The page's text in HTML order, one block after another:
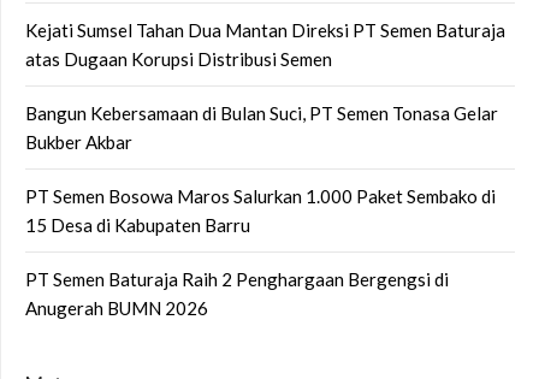
Kejati Sumsel Tahan Dua Mantan Direksi PT Semen Baturaja
atas Dugaan Korupsi Distribusi Semen
Bangun Kebersamaan di Bulan Suci, PT Semen Tonasa Gelar
Bukber Akbar
PT Semen Bosowa Maros Salurkan 1.000 Paket Sembako di
15 Desa di Kabupaten Barru
PT Semen Baturaja Raih 2 Penghargaan Bergengsi di
Anugerah BUMN 2026